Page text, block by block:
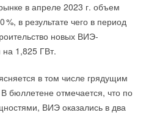
в апреле 2023 г. объем
0%, в результате чего в период
новых ВИЭ-
1,825 ГВт.
в том числе грядущим
бюллетене отмечается, что по
ВИЭ оказались в два
никаких опасных
которые обычно
строя литий-ионных
взрывов или
стабильностью
произвести революцию
Благодаря повышенной